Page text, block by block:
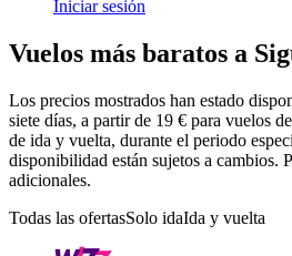
Iniciar sesión
Vuelos más baratos a
Los precios mostrados han estado
siete días, a partir de 19 € para vuelos
de ida y vuelta, durante el periodo
disponibilidad están sujetos a cambios.
adicionales.
Todas las ofertasSolo idaIda y vuelta